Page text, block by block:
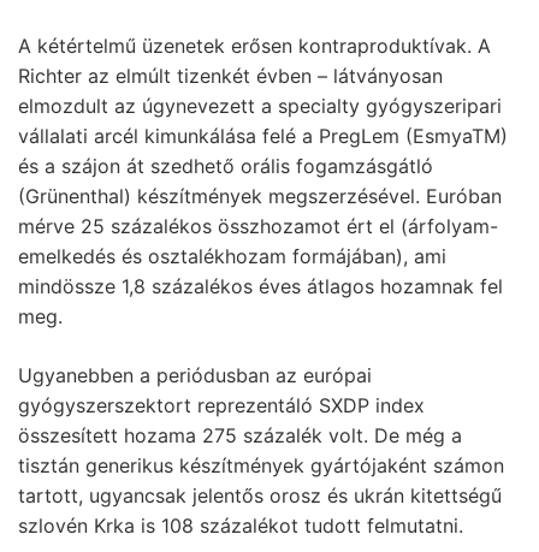
A kétértelmű üzenetek erősen kontraproduktívak. A
Richter az elmúlt tizenkét évben – látványosan
elmozdult az úgynevezett a specialty gyógyszeripari
vállalati arcél kimunkálása felé a PregLem (EsmyaTM)
és a szájon át szedhető orális fogamzásgátló
(Grünenthal) készítmények megszerzésével. Euróban
mérve 25 százalékos összhozamot ért el (árfolyam-
emelkedés és osztalékhozam formájában), ami
mindössze 1,8 százalékos éves átlagos hozamnak fel
meg.
Ugyanebben a periódusban az európai
gyógyszerszektort reprezentáló SXDP index
összesített hozama 275 százalék volt. De még a
tisztán generikus készítmények gyártójaként számon
tartott, ugyancsak jelentős orosz és ukrán kitettségű
szlovén Krka is 108 százalékot tudott felmutatni.